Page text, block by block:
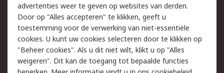
Wettelijk
Cookiebeleid
Email veiligheid
Privacybeleid
Websitevoorwaarden
Algemene
advertenties weer te geven op websites van derden.
Door op "Alles accepteren" te klikken, geeft u
toestemming voor de verwerking van niet-essentiële
cookies. U kunt uw cookies selecteren door te klikken op
"Beheer cookies". Als u dit niet wilt, klikt u op "Alles
weigeren". Dit kan de toegang tot bepaalde functies